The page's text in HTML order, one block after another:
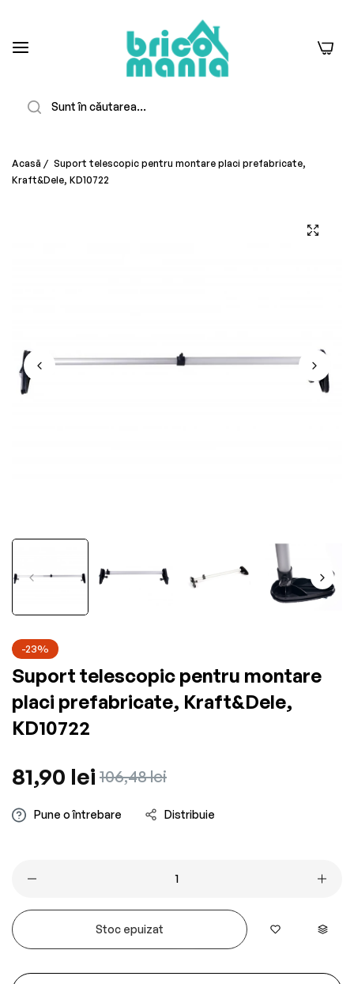
0
Acasă / Suport telescopic pentru montare placi prefabricate,
Kraft&Dele, KD10722
-23%
Suport telescopic pentru montare
placi prefabricate, Kraft&Dele,
KD10722
Preț
obișnuit
81,90 lei Preț
redus
106,48 lei
Pune o întrebare Distribuie
Stoc epuizat